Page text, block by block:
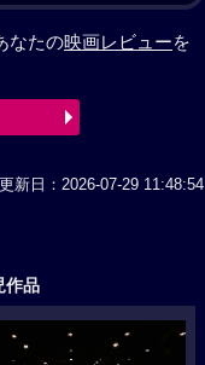
なたの映画レビューを
新日：2026-07-29 11:48:54
作品